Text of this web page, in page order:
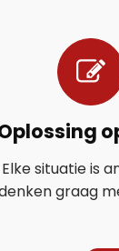
Elke situatie is
graag